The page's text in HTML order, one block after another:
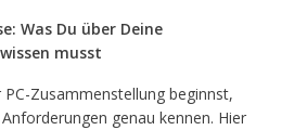
Was Du über Deine
musst
Zusammenstellung beginnst,
genau kennen. Hier